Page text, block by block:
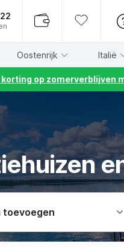
Oostenrijk Italië
op zomerverblijven
toevoegen